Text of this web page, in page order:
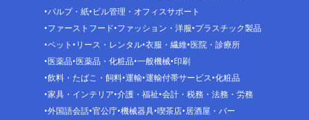
パルプ・紙 ビル管理・オフィスサポート
ファーストフード ファッション・洋服 プラスチック製品
ペット リース・レンタル 衣服・繊維 医院・診療所
医薬品 医薬品・化粧品 一般機械 印刷
飲料・たばこ・飼料 運輸 運輸付帯サービス 化粧品
家具・インテリア 介護・福祉 会計・税務・法務・労務
外国語会話 官公庁 機械器具 喫茶店 居酒屋・バー